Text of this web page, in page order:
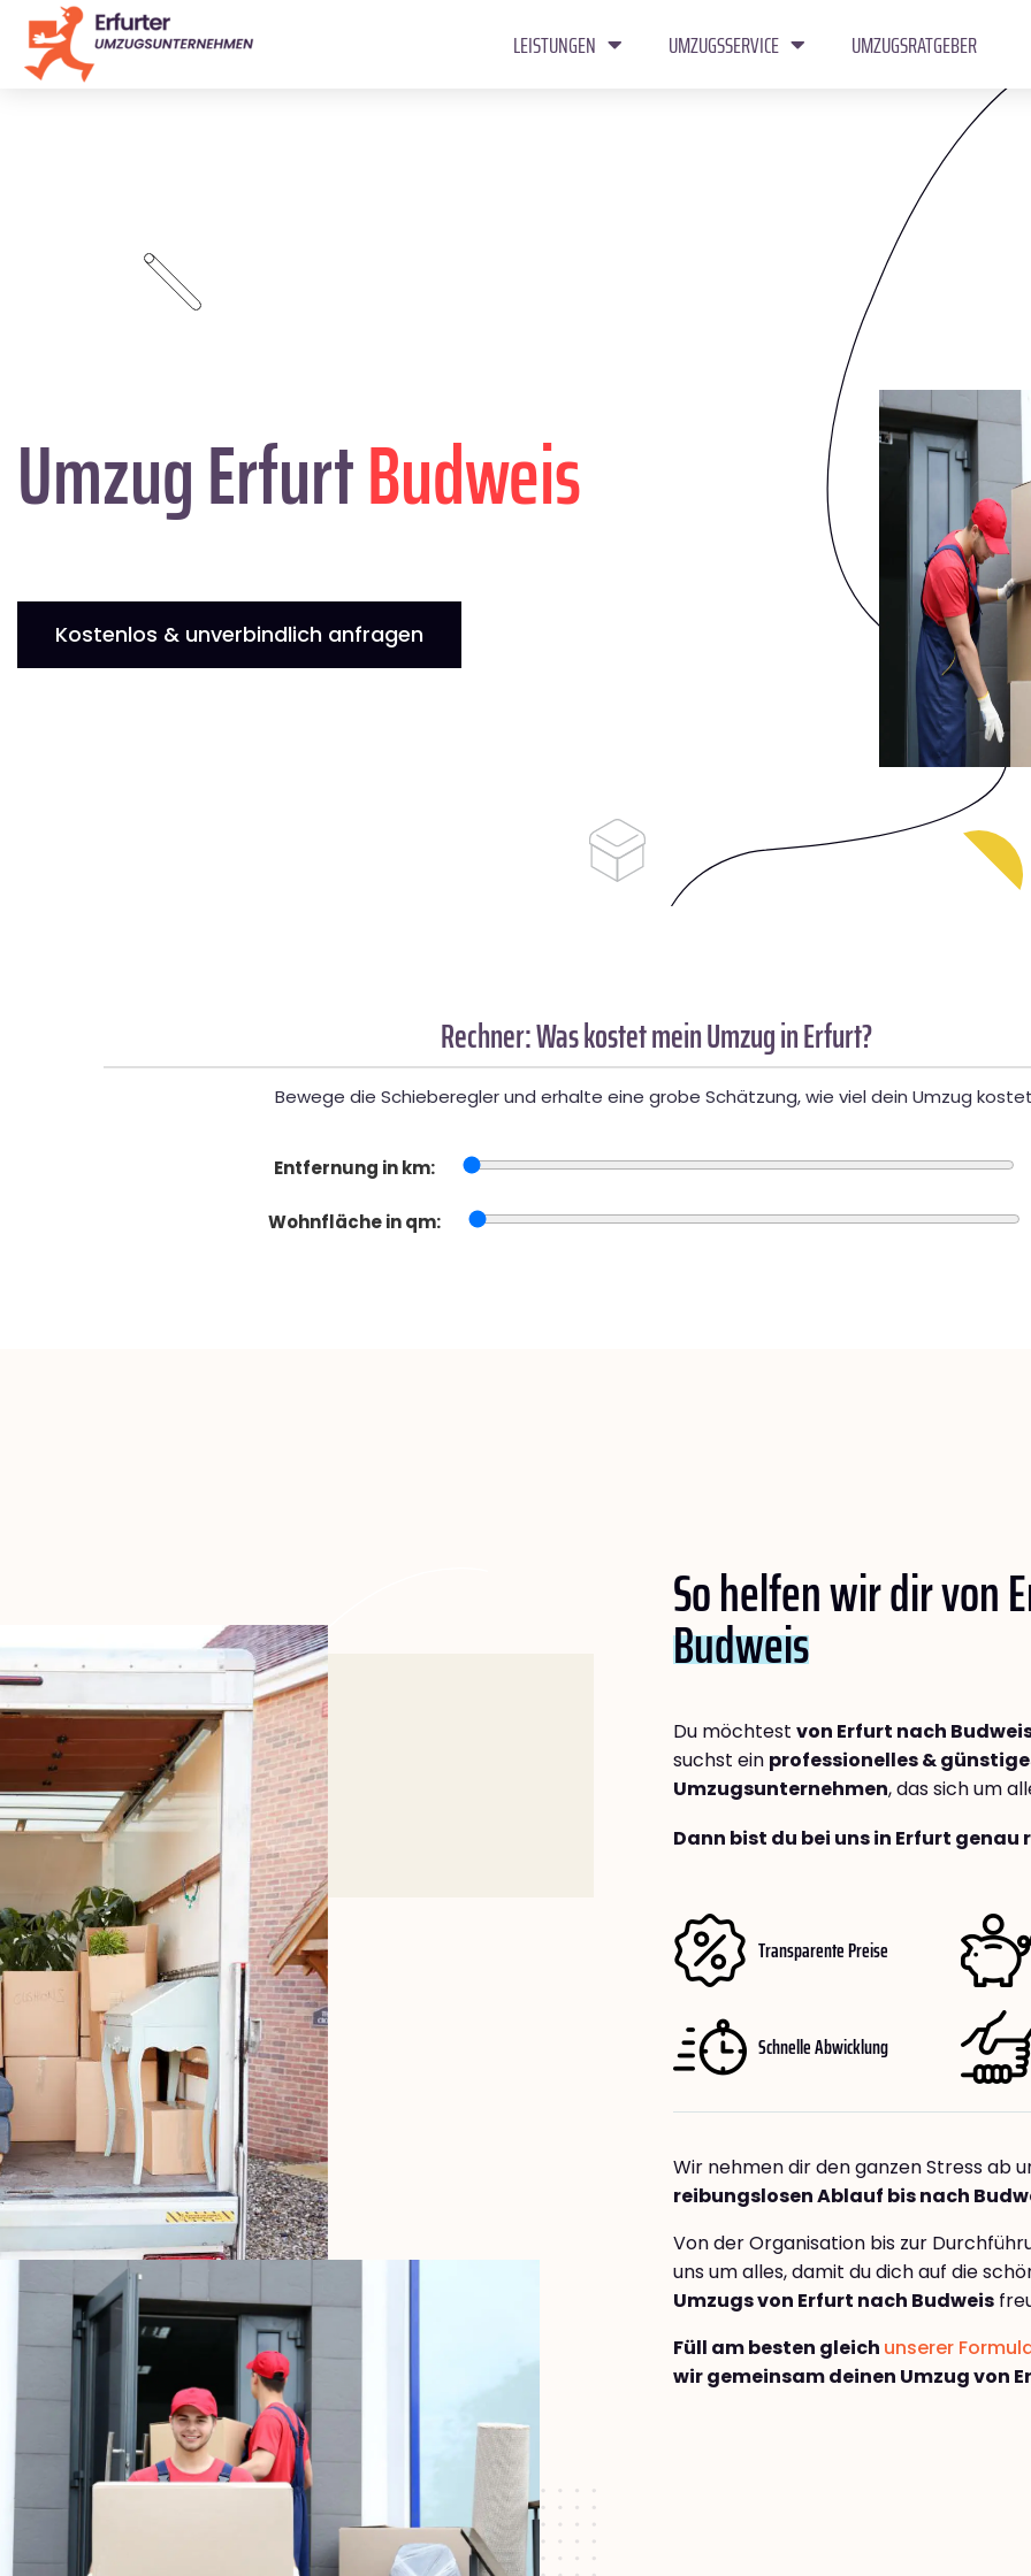
LEISTUNGEN UMZUGSSERVICE UMZUGSRATGEBER
Umzug ErfurtBudweis
Kostenlos & unverbindlich anfragen
Rechner: Was kostet mein Umzug in Erfurt?
Bewege die Schieberegler und erhalte eine grobe Schätzung, wie viel dein Umzug
Entfernung in km:
Wohnfläche in qm:
So helfen wir dir von
Budweis
Du möchtest von Erfurt nach
suchst ein professionelles &
Umzugsunternehmen, das sich um
Dann bist du bei uns in Erfurt
Transparente Preise
Schnelle Abwicklung
Wir nehmen dir den ganzen Stress ab
reibungslosen Ablauf bis nach
Von der Organisation bis zur
uns um alles, damit du dich auf die
Umzugs von Erfurt nach Budweis
Füll am besten gleich unserer
wir gemeinsam deinen Umzug von